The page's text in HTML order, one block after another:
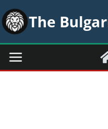
Skip
to
content
The